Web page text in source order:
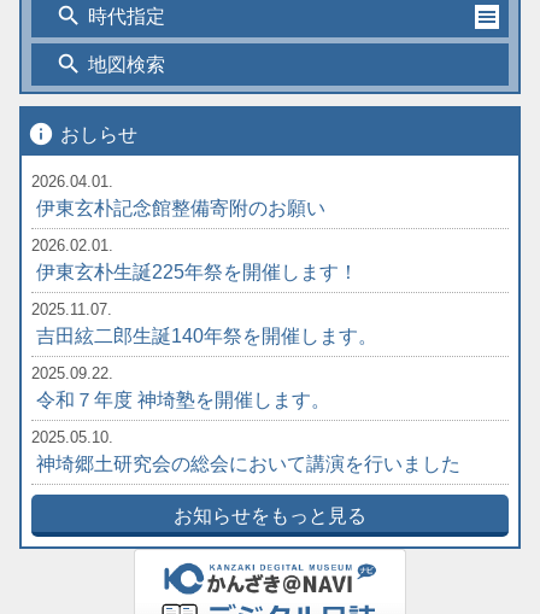
search 時代指定
search 地図検索
info おしらせ
2026.04.01.
伊東玄朴記念館整備寄附のお願い
2026.02.01.
伊東玄朴生誕225年祭を開催します！
2025.11.07.
吉田絃二郎生誕140年祭を開催します。
2025.09.22.
令和７年度 神埼塾を開催します。
2025.05.10.
神埼郷土研究会の総会において講演を行いました
お知らせをもっと見る